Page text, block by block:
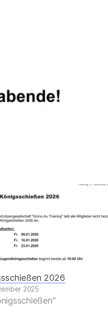
2026
2025